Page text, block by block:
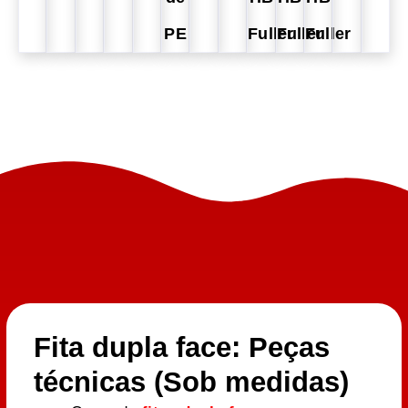
PE
FullerFullerFuller
Fita dupla face: Peças
técnicas (Sob medidas)